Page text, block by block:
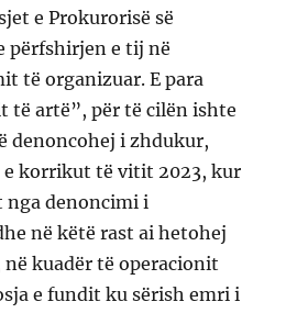
e Prokurorisë së
përfshirjen e tij në
të organizuar. E para
të artë”, për të cilën ishte
denoncohej i zhdukur,
e korrikut të vitit 2023, kur
nga denoncimi i
në këtë rast ai hetohej
kuadër të operacionit
e fundit ku sërish emri i